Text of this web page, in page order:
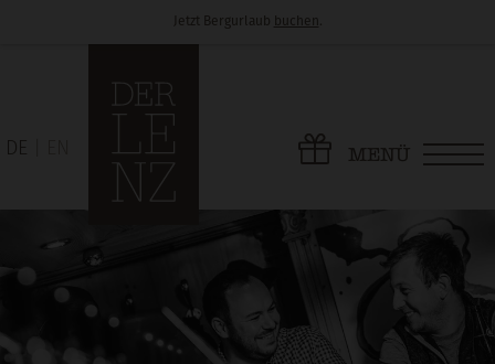
Jetzt Bergurlaub buchen.
DE MENÜ